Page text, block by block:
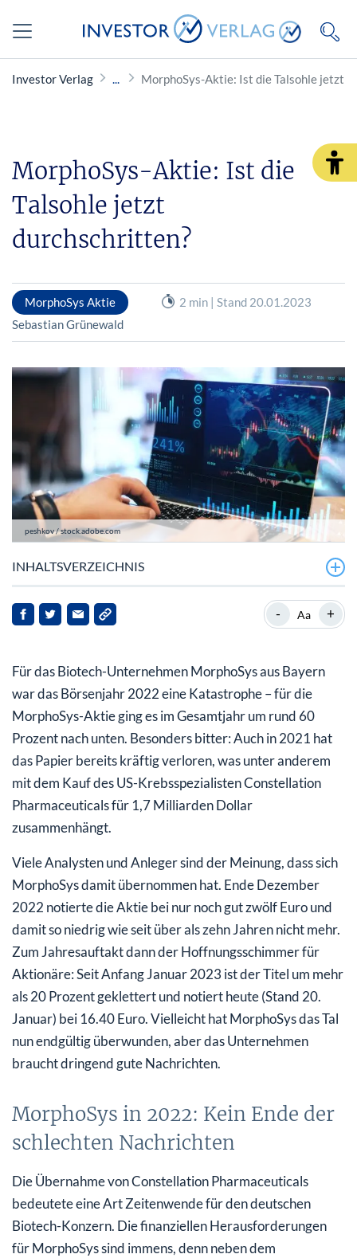
Investor Verlag MorphoSys-Aktie: Ist die Talsohle jetzt
MorphoSys-Aktie: Ist die
Talsohle jetzt
durchschritten?
MorphoSys Aktie
2 min | Stand 20.01.2023
Sebastian Grünewald
peshkov / stock.adobe.com
INHALTSVERZEICHNIS
MorphoSys in 2022: Kein Ende der schlechten
Nachrichten
MorphoSys-Aktie fast alles eingepreist
- Aa +
Für das Biotech-Unternehmen MorphoSys aus Bayern
war das Börsenjahr 2022 eine Katastrophe – für die
MorphoSys-Aktie ging es im Gesamtjahr um rund 60
Prozent nach unten. Besonders bitter: Auch in 2021 hat
das Papier bereits kräftig verloren, was unter anderem
mit dem Kauf des US-Krebsspezialisten Constellation
Pharmaceuticals für 1,7 Milliarden Dollar
zusammenhängt.
Viele Analysten und Anleger sind der Meinung, dass sich
MorphoSys damit übernommen hat. Ende Dezember
2022 notierte die Aktie bei nur noch gut zwölf Euro und
damit so niedrig wie seit über als zehn Jahren nicht mehr.
Zum Jahresauftakt dann der Hoffnungsschimmer für
Aktionäre: Seit Anfang Januar 2023 ist der Titel um mehr
als 20 Prozent geklettert und notiert heute (Stand 20.
Januar) bei 16.40 Euro. Vielleicht hat MorphoSys das Tal
nun endgültig überwunden, aber das Unternehmen
braucht dringend gute Nachrichten.
MorphoSys in 2022: Kein Ende der
schlechten Nachrichten
Die Übernahme von Constellation Pharmaceuticals
bedeutete eine Art Zeitenwende für den deutschen
Biotech-Konzern. Die finanziellen Herausforderungen
für MorphoSys sind immens, denn neben dem